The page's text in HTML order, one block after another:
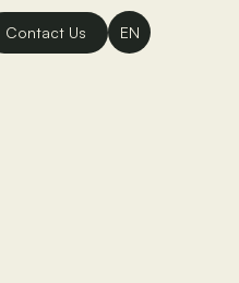
Contact Us EN